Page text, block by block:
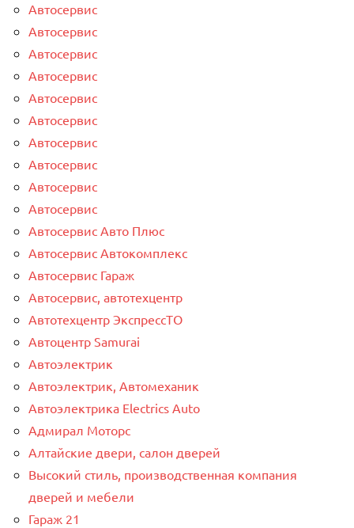
Автосервис
Автосервис
Автосервис
Автосервис
Автосервис
Автосервис
Автосервис
Автосервис
Автосервис
Автосервис
Автосервис Авто Плюс
Автосервис Автокомплекс
Автосервис Гараж
Автосервис, автотехцентр
Автотехцентр ЭкспрессТО
Автоцентр Samurai
Автоэлектрик
Автоэлектрик, Автомеханик
Автоэлектрика Electrics Auto
Адмирал Моторс
Алтайские двери, салон дверей
Высокий стиль, производственная компания
дверей и мебели
Гараж 21